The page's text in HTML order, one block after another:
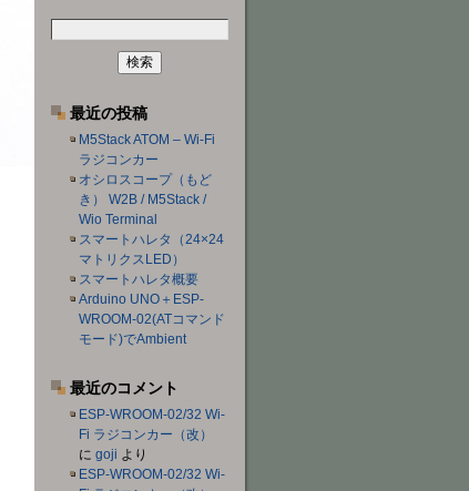
最近の投稿
M5Stack ATOM – Wi-Fi
ラジコンカー
オシロスコープ（もど
き） W2B / M5Stack /
Wio Terminal
スマートハレタ（24×24
マトリクスLED）
スマートハレタ概要
Arduino UNO＋ESP-
WROOM-02(ATコマンド
モード)でAmbient
最近のコメント
ESP-WROOM-02/32 Wi-
Fi ラジコンカー（改）
に goji より
ESP-WROOM-02/32 Wi-